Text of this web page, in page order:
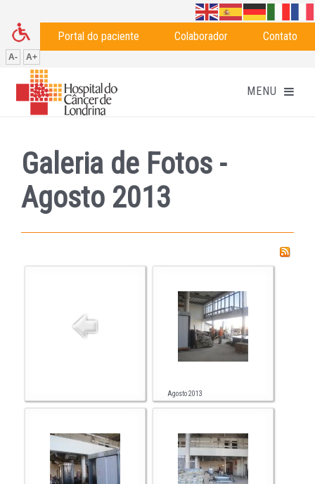
Portal do paciente Colaborador Contato
A- A+
Galeria de Fotos -
Agosto 2013
Agosto 2013